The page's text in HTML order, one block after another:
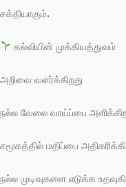
சக்தியாகும்.
கல்வியின் முக்கியத்துவம்
அறிவை வளர்க்கிறது
நல்ல வேலை வாய்ப்பை
சமூகத்தில் மதிப்பை
நல்ல முடிவுகளை எடுக்க